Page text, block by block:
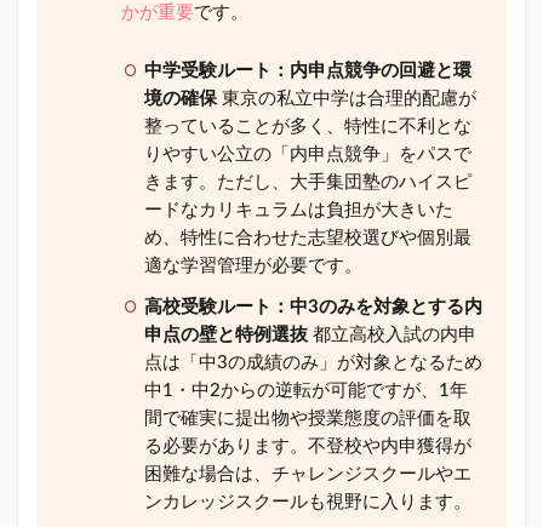
かが重要です。
中学受験ルート：内申点競争の回避と環
境の確保東京の私立中学は合理的配慮が
整っていることが多く、特性に不利とな
りやすい公立の「内申点競争」をパスで
きます。ただし、大手集団塾のハイスピ
ードなカリキュラムは負担が大きいた
め、特性に合わせた志望校選びや個別最
適な学習管理が必要です。
高校受験ルート：中3のみを対象とする内
申点の壁と特例選抜都立高校入試の内申
点は「中3の成績のみ」が対象となるため
中1・中2からの逆転が可能ですが、1年
間で確実に提出物や授業態度の評価を取
る必要があります。不登校や内申獲得が
困難な場合は、チャレンジスクールやエ
ンカレッジスクールも視野に入ります。